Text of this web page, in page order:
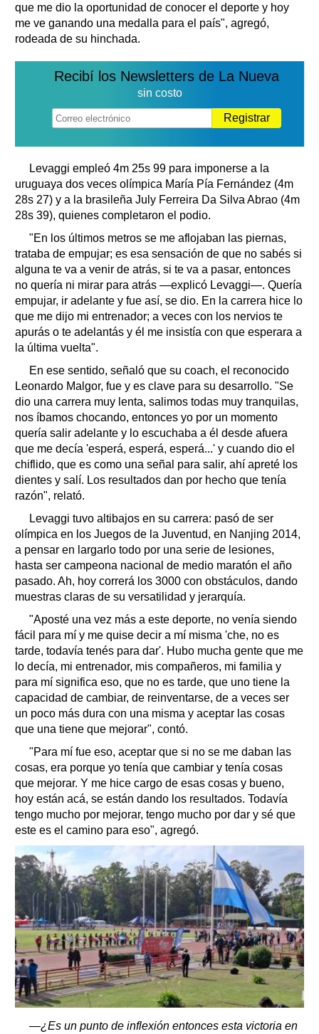
que me dio la oportunidad de conocer el deporte y hoy
me ve ganando una medalla para el país", agregó,
rodeada de su hinchada.
Recibí los Newsletters de La Nueva
sin costo
Registrar
Levaggi empleó 4m 25s 99 para imponerse a la
uruguaya dos veces olímpica María Pía Fernández (4m
28s 27) y a la brasileña July Ferreira Da Silva Abrao (4m
28s 39), quienes completaron el podio.
"En los últimos metros se me aflojaban las piernas,
trataba de empujar; es esa sensación de que no sabés si
alguna te va a venir de atrás, si te va a pasar, entonces
no quería ni mirar para atrás ―explicó Levaggi―. Quería
empujar, ir adelante y fue así, se dio. En la carrera hice lo
que me dijo mi entrenador; a veces con los nervios te
apurás o te adelantás y él me insistía con que esperara a
la última vuelta".
En ese sentido, señaló que su coach, el reconocido
Leonardo Malgor, fue y es clave para su desarrollo. "Se
dio una carrera muy lenta, salimos todas muy tranquilas,
nos íbamos chocando, entonces yo por un momento
quería salir adelante y lo escuchaba a él desde afuera
que me decía 'esperá, esperá, esperá...' y cuando dio el
chiflido, que es como una señal para salir, ahí apreté los
dientes y salí. Los resultados dan por hecho que tenía
razón", relató.
Levaggi tuvo altibajos en su carrera: pasó de ser
olímpica en los Juegos de la Juventud, en Nanjing 2014,
a pensar en largarlo todo por una serie de lesiones,
hasta ser campeona nacional de medio maratón el año
pasado. Ah, hoy correrá los 3000 con obstáculos, dando
muestras claras de su versatilidad y jerarquía.
"Aposté una vez más a este deporte, no venía siendo
fácil para mí y me quise decir a mí misma 'che, no es
tarde, todavía tenés para dar'. Hubo mucha gente que me
lo decía, mi entrenador, mis compañeros, mi familia y
para mí significa eso, que no es tarde, que uno tiene la
capacidad de cambiar, de reinventarse, de a veces ser
un poco más dura con una misma y aceptar las cosas
que una tiene que mejorar", contó.
"Para mí fue eso, aceptar que si no se me daban las
cosas, era porque yo tenía que cambiar y tenía cosas
que mejorar. Y me hice cargo de esas cosas y bueno,
hoy están acá, se están dando los resultados. Todavía
tengo mucho por mejorar, tengo mucho por dar y sé que
este es el camino para eso", agregó.
―¿Es un punto de inflexión entonces esta victoria en